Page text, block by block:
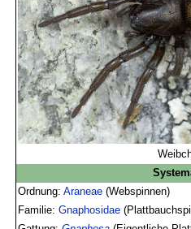
Ordnung:Araneae (Webspinnen)
Familie:Gnaphosidae